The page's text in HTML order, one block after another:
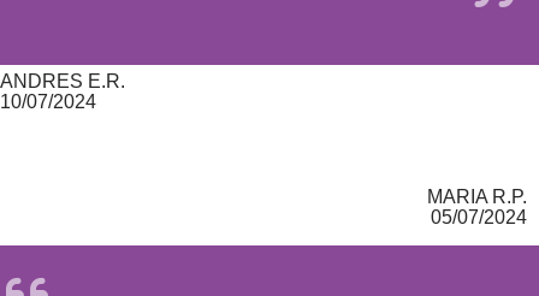
ANDRES E.R.
10/07/2024
MARIA R.P.
05/07/2024